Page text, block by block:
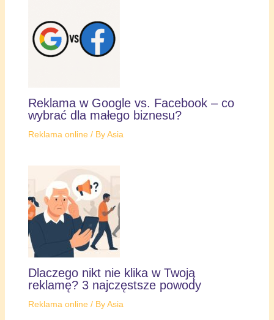
Reklama w Google vs. Facebook – co
wybrać dla małego biznesu?
Reklama online/ ByAsia
Dlaczego nikt nie klika w Twoją
reklamę? 3 najczęstsze powody
Reklama online/ ByAsia